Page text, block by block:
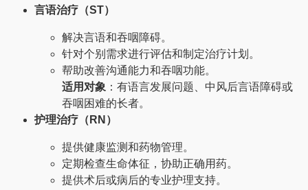
言语治疗（ST）
解决言语和吞咽障碍。
针对个别需求进行评估和制定治疗计划。
帮助改善沟通能力和吞咽功能。
适用对象 ：有语言发展问题、中风后言语障碍或
吞咽困难的长者。
护理治疗（RN）
提供健康监测和药物管理。
定期检查生命体征，协助正确用药。
提供术后或病后的专业护理支持。